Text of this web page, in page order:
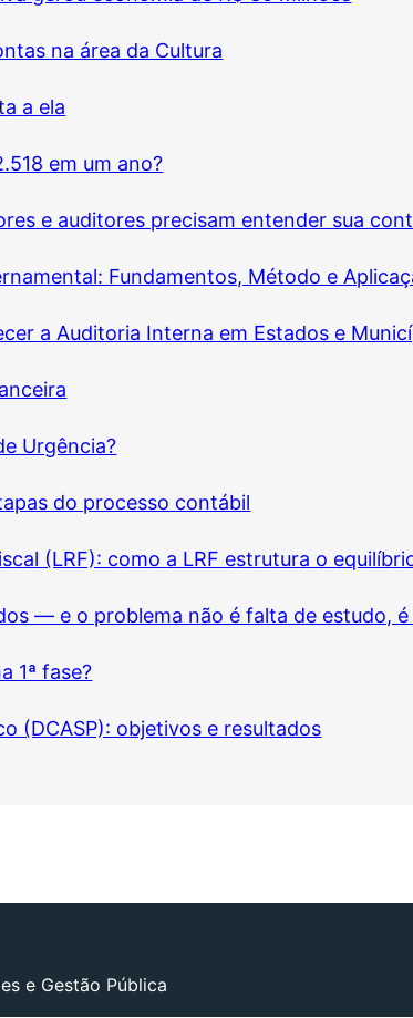
na área da Cultura
a ela
em um ano?
e auditores precisam entender sua
Fundamentos, Método e
a Auditoria Interna em Estados e
Urgência?
do processo contábil
(LRF): como a LRF estrutura o
— e o problema não é falta de estudo,
1ª fase?
(DCASP): objetivos e resultados
e Gestão Pública